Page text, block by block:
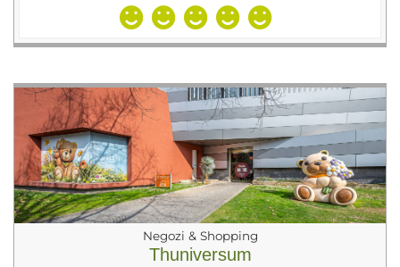
Negozi & Shopping
Thuniversum